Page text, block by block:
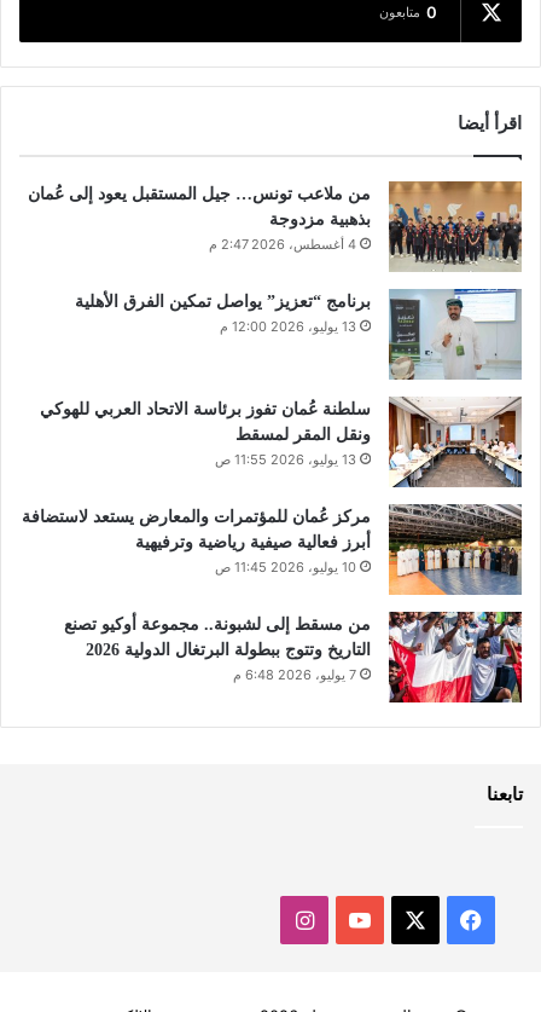
0 متابعون
اقرأ أيضا
من ملاعب تونس… جيل المستقبل يعود إلى عُمان
بذهبية مزدوجة
4 أغسطس، 2026 2:47 م
برنامج “تعزيز” يواصل تمكين الفرق الأهلية
13 يوليو، 2026 12:00 م
سلطنة عُمان تفوز برئاسة الاتحاد العربي للهوكي
ونقل المقر لمسقط
13 يوليو، 2026 11:55 ص
مركز عُمان للمؤتمرات والمعارض يستعد لاستضافة
أبرز فعالية صيفية رياضية وترفيهية
10 يوليو، 2026 11:45 ص
من مسقط إلى لشبونة.. مجموعة أوكيو تصنع
التاريخ وتتوج ببطولة البرتغال الدولية 2026
7 يوليو، 2026 6:48 م
تابعنا
فيسبوك ‫YouTubeانستقرام